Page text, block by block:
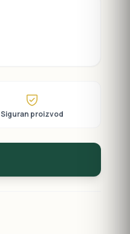
Siguran proizvod